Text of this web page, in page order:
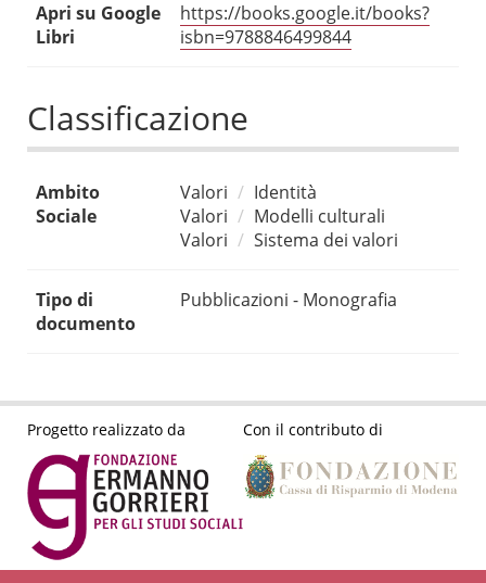
Apri su Google
Libri
https://books.google.it/books?
isbn=9788846499844
Classificazione
Ambito
Sociale
Valori
Identità
Valori
Modelli culturali
Valori
Sistema dei valori
Tipo di
documento
Pubblicazioni - Monografia
Progetto realizzato da Con il contributo di